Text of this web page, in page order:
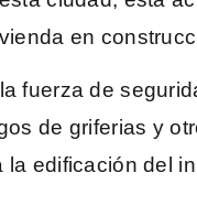
en
fuerza de
de griferias y
la edificación del